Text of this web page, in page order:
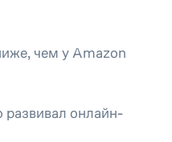
чем у Amazon
развивал онлайн-